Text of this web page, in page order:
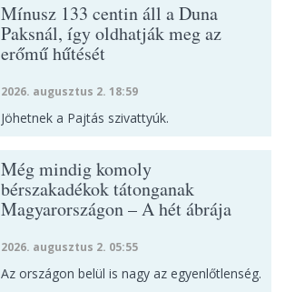
Mínusz 133 centin áll a Duna
Paksnál, így oldhatják meg az
erőmű hűtését
2026. augusztus 2. 18:59
Jöhetnek a Pajtás szivattyúk.
Még mindig komoly
bérszakadékok tátonganak
Magyarországon – A hét ábrája
2026. augusztus 2. 05:55
Az országon belül is nagy az egyenlőtlenség.